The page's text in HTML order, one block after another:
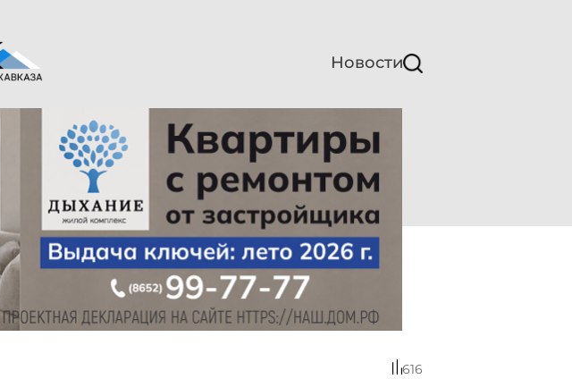
Новости
616